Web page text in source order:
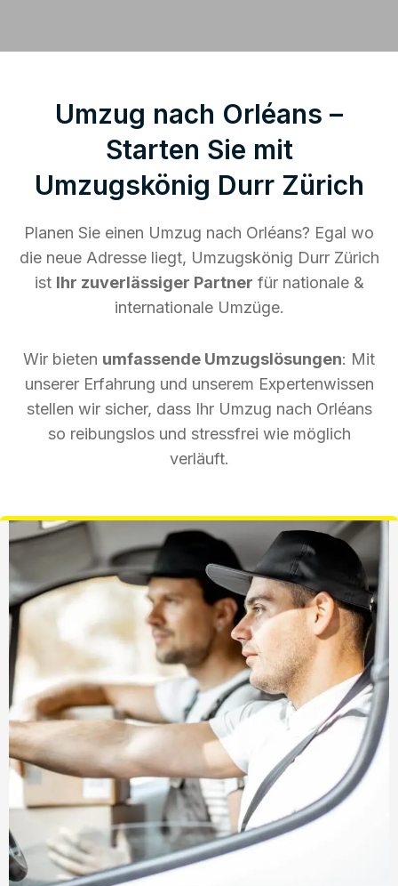
Umzug nach Orléans –
Starten Sie mit
Umzugskönig Durr Zürich
Planen Sie einen Umzug nach Orléans? Egal wo
die neue Adresse liegt, Umzugskönig Durr Zürich
ist Ihr zuverlässiger Partner für nationale &
internationale Umzüge.
Wir bieten umfassende Umzugslösungen: Mit
unserer Erfahrung und unserem Expertenwissen
stellen wir sicher, dass Ihr Umzug nach Orléans
so reibungslos und stressfrei wie möglich
verläuft.